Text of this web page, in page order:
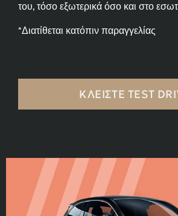
του, τόσο εξωτερικά όσο και στο
*Διατίθεται κατόπιν παραγγελίας
ΚΛΕΊΣΤΕ TEST